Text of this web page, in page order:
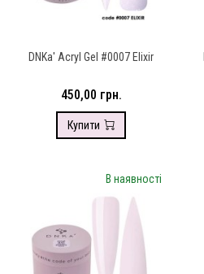
DNKa' Аcryl Gel #0007 Elixir
450,00 грн.
Купити
В наявності